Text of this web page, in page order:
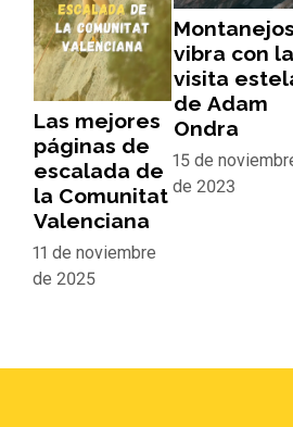
Las mejores
páginas de
escalada de
la Comunitat
Valenciana
11 de noviembre
de 2025
Montanejos
vibra con la
visita
de Adam
Ondra
15 de
de 2023